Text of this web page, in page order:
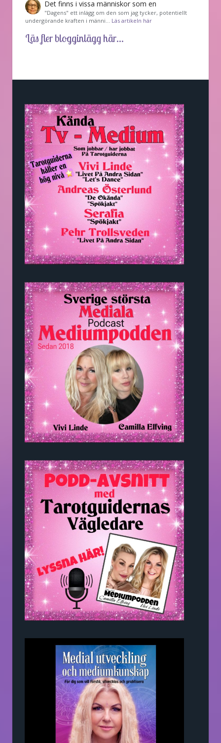
Det finns i vissa människor som en
"Dagens" ett inlägg om den som jag tycker, potentiellt
undergörande kraften i männi… Läs artikeln här
Läs fler blogginlägg här...